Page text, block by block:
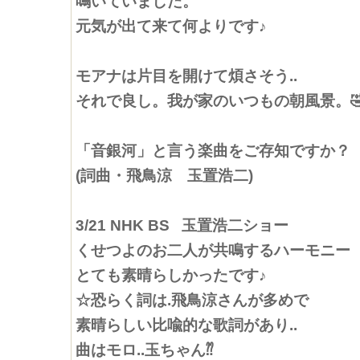
元気が出て来て何よりです♪
モアナは片目を開けて煩さそう..
それで良し。我が家のいつもの朝風景。
「音銀河」と言う楽曲をご存知ですか？
(詞曲・飛鳥涼 玉置浩二)
3/21 NHK BS 玉置浩二ショー
くせつよのお二人が共鳴するハーモニー
とても素晴らしかったです♪
☆恐らく詞は.飛鳥涼さんが多めで
素晴らしい比喩的な歌詞があり..
曲はモロ..玉ちゃん⁇